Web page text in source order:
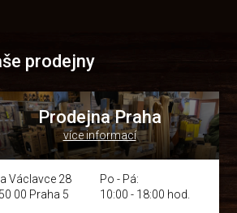
prodejny
Prodejna Praha
více informací
Václavce 28
00 Praha 5
Po - Pá:
10:00 - 18:00 hod.